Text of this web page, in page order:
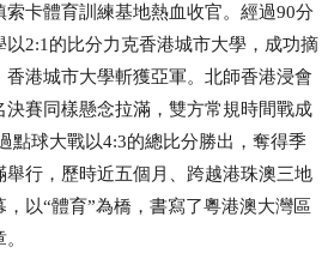
卡體育訓練基地熱血收官。 經過90分
以2:1的比分力克香港城市大學，成功摘
香港城市大學斬獲亞軍。北師香港浸會
決賽同樣懸念拉滿，雙方常規時間戰成
點球大戰以4:3的總比分勝出，奪得季
舉行，歷時近五個月、跨越港珠澳三地
以“體育”為橋，書寫了粵港澳大灣區
。